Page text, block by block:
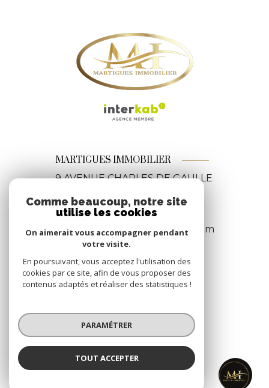
MARTIGUES IMMOBILIER
MARTIGUES IMMOBILIER
9 AVENUE CHARLES DE GAULLE
04 42 06 12 92
martiguesimmobilier@gmail.com
NOS RÉSEAUX
Comme beaucoup, notre site
utilise les cookies
On aimerait vous accompagner pendant
votre visite.
En poursuivant, vous acceptez l'utilisation des
cookies par ce site, afin de vous proposer des
contenus adaptés et réaliser des statistiques !
PARAMÉTRER
TOUT ACCEPTER